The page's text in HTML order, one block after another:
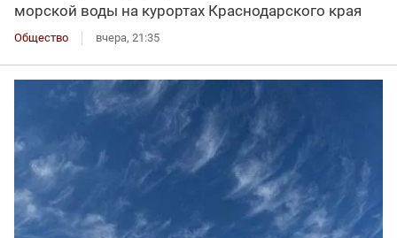
морской воды на курортах Краснодарского края
Общество вчера, 21:35